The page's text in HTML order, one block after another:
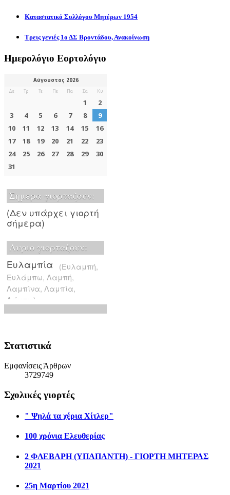
Καταστατικό Συλλόγου Μητέρων 1954
Τρεις γενιές 1ο ΔΣ Βροντάδου, Ανακοίνωση
Ημερολόγιο Εορτολόγιο
Στατιστικά
Εμφανίσεις Άρθρων
3729749
Σχολικές γιορτές
" Ψηλά τα χέρια Χίτλερ"
100 χρόνια Ελευθερίας
2 ΦΛΕΒΑΡΗ (ΥΠΑΠΑΝΤΗ) - ΓΙΟΡΤΗ ΜΗΤΕΡΑΣ
2021
25η Μαρτίου 2021